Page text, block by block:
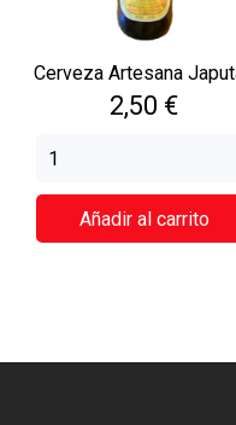
Cerveza Artesana
Precio
2,50 €
Añadir al carrito